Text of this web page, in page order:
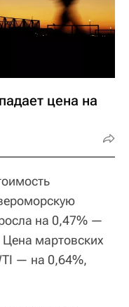
цена на
на 0,47% —
мартовских
— на 0,64%,